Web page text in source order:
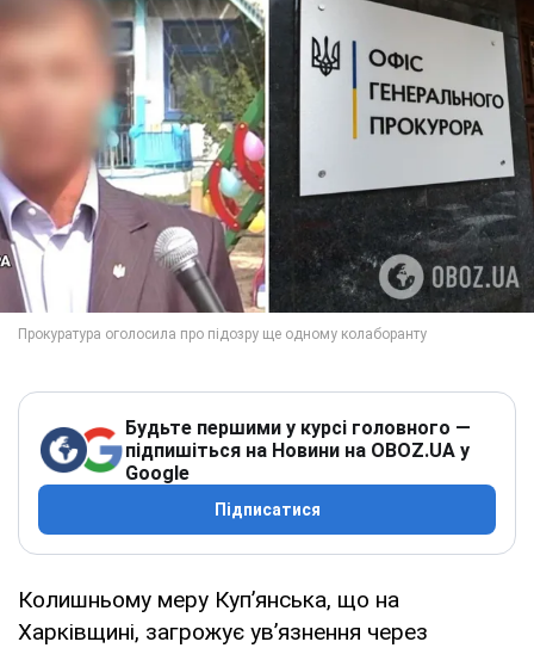
Будьте першими у курсі головного —
підпишіться на Новини на OBOZ.UA у
Google
Підписатися
Колишньому меру Купʼянська, що на
Харківщині, загрожує увʼязнення через